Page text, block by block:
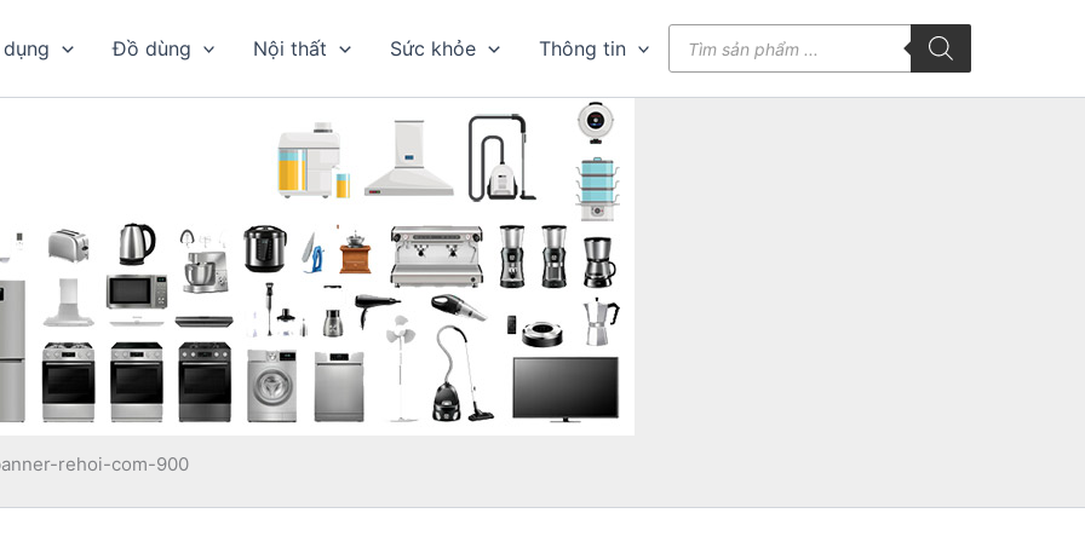
Đồ dùng Nội thất Sức khỏe Thông tin
kiếm
rehoi-com-900